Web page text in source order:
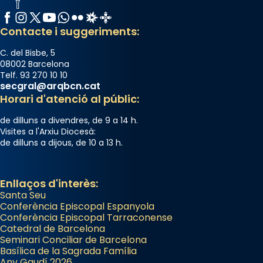
italianitzant; s’interpreta per privilegi
pontifici, amb orquestra i cor, i té una
duració aproximada de tres hores. Després,
processó (recuperada el 1972) al voltant
del temple amb les relíquies de les santes.
Des de 1985 hi participa també un grup de
diablesses amb música i ball propis. Festa
«Si vols saber què és calor, ves per les
Santes a Mataró»🥵.
View on Facebook · Share
Arquebisbat de Barcelona
2 weeks ago
Jaume, fill de Zebedeu, és juntament amb el
Facebook
Instagram
X / Twitter
YouTube
WhatsApp
FlickrRadio Estel
Catalunya Cristiana
Contacte i suggeriments:
C. del Bisbe, 5
08002 Barcelona
Telf. 93 270 10 10
secgral@arqbcn.cat
Horari d'atenció al públic:
de dilluns a divendres, de 9 a 14 h.
Visites a l'Arxiu Diocesà:
de dilluns a dijous, de 10 a 13 h.
Enllaços d'interès:
Santa Seu
Conferència Episcopal Espanyola
Conferència Episcopal Tarraconense
Catedral de Barcelona
Seminari Conciliar de Barcelona
Basílica de la Sagrada Família